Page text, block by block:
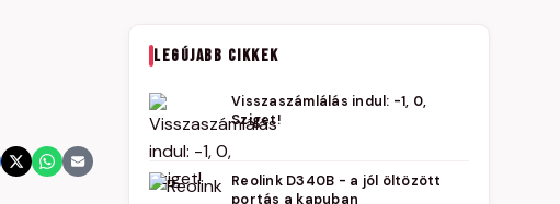
LEGÚJABB CIKKEK
Visszaszámlálás indul: -1, 0,
Sziget!
Reolink D340B - a jól öltözött
portás a kapuban